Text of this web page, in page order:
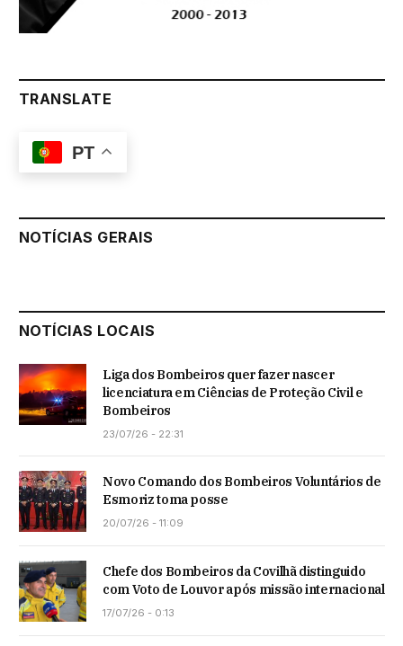
TRANSLATE
PT
NOTÍCIAS GERAIS
NOTÍCIAS LOCAIS
Liga dos Bombeiros quer fazer nascer
licenciatura em Ciências de Proteção Civil e
Bombeiros
23/07/26 - 22:31
Novo Comando dos Bombeiros Voluntários de
Esmoriz toma posse
20/07/26 - 11:09
Chefe dos Bombeiros da Covilhã distinguido
com Voto de Louvor após missão internacional
17/07/26 - 0:13